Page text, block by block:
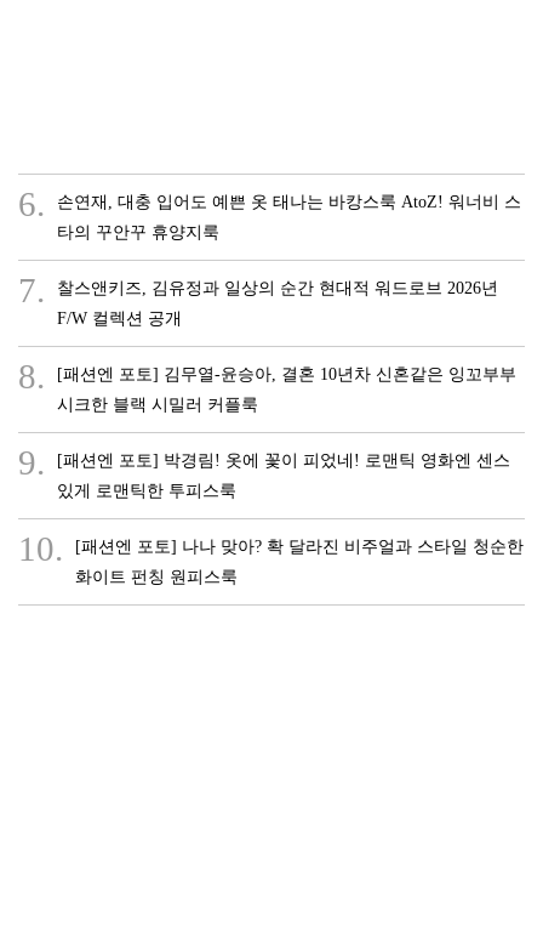
6.
손연재, 대충 입어도 예쁜 옷 태나는 바캉스룩 AtoZ! 워너비 스
타의 꾸안꾸 휴양지룩
7.
찰스앤키즈, 김유정과 일상의 순간 현대적 워드로브 2026년
F/W 컬렉션 공개
8.
[패션엔 포토] 김무열-윤승아, 결혼 10년차 신혼같은 잉꼬부부
시크한 블랙 시밀러 커플룩
9.
[패션엔 포토] 박경림! 옷에 꽃이 피었네! 로맨틱 영화엔 센스
있게 로맨틱한 투피스룩
10.
[패션엔 포토] 나나 맞아? 확 달라진 비주얼과 스타일 청순한
화이트 펀칭 원피스룩